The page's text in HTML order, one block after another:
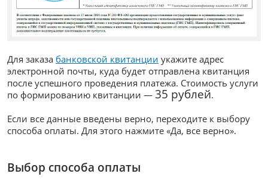
Для заказа банковской квитанции укажите адрес
электронной почты, куда будет отправлена квитанция
после успешного проведения платежа. Стоимость услуги
по формированию квитанции — 35 рублей.
Если все данные введены верно, переходите к выбору
способа оплаты. Для этого нажмите «Да, все верно».
Выбор способа оплаты